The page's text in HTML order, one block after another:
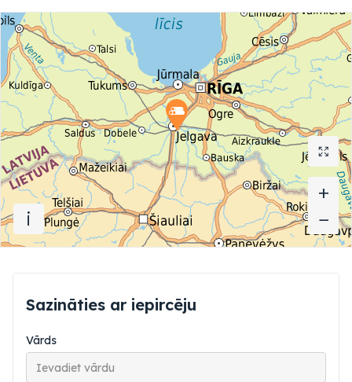
+
−
i
+
−
Sazināties ar iepircēju
Vārds